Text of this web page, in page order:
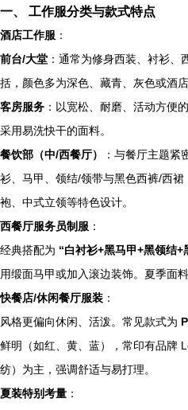
一、 工作服分类与款式特点
酒店工作服 ：
前台/大堂 ：通常为修身西装、衬衫
括，颜色多为深色、藏青、灰色或酒
客房服务 ：以宽松、耐磨、活动方便
采用易洗快干的面料。
餐饮部（中/西餐厅）
：与餐厅主题紧
衫、马甲、领结/领带与黑色西裤/西
袍、中式立领等特色设计。
西餐厅服务员制服 ：
经典搭配为 “白衬衫+黑马甲+黑领结+
用缎面马甲或加入滚边装饰。夏季面
快餐店/休闲餐厅服装 ：
风格更偏向休闲、活泼。常见款式为
鲜明（如红、黄、蓝），常印有品牌
纺）为主，强调舒适与易打理。
夏装特别考量 ：